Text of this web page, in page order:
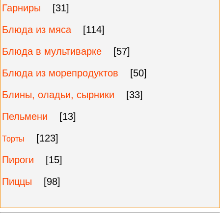
Гарниры
[31]
Блюда из мяса
[114]
Блюда в мультиварке
[57]
Блюда из морепродуктов
[50]
Блины, оладьи, сырники
[33]
Пельмени
[13]
Торты
[123]
Пироги
[15]
Пиццы
[98]